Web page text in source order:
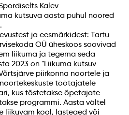
Kalev
kutsuva aasta puhul noored
ja eesmärkidest: Tartu
OÜ üheskoos soovivad
liikuma ja tegema seda
2023 on "Liikuma kutsuv
piirkonna noortele ja
töötajatele
kus tõstetakse õpetajate
programmi. Aasta vältel
liikuvam kool, lasteaed või